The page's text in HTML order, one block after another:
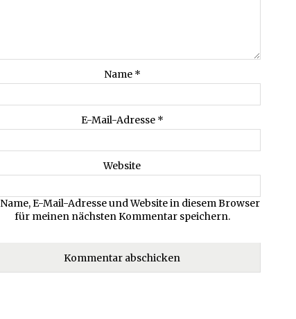
Name *
E-Mail-Adresse *
Website
Name, E-Mail-Adresse und Website in diesem Browser
für meinen nächsten Kommentar speichern.